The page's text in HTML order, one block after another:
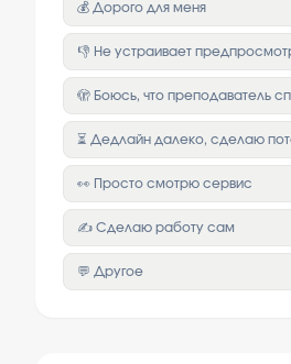
💰 Дорого для меня
👎 Не устраивает
🫣 Боюсь, что преподаватель
⏳ Дедлайн далеко, сделаю
👀 Просто смотрю сервис
✍️ Сделаю работу сам
💬 Другое